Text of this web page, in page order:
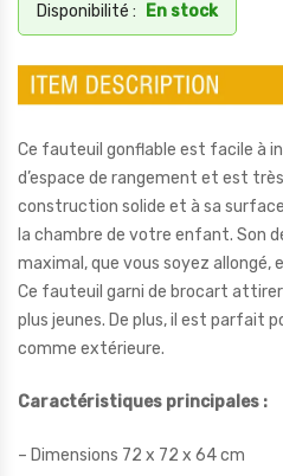
Disponibilité : En stock
Ce fauteuil gonflable est facile à
d’espace de rangement et est
construction solide et à sa
la chambre de votre enfant. Son
maximal, que vous soyez allongé,
Ce fauteuil garni de brocart
plus jeunes. De plus, il est parfait
comme extérieure.
Caractéristiques principales :
– Dimensions 72 x 72 x 64 cm